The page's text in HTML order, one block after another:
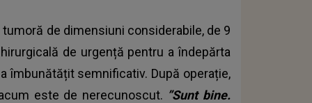
de dimensiuni considerabile, de 9
de urgență pentru a îndepărta
îmbunătățit semnificativ. După operație,
este de nerecunoscut. ”Sunt bine.